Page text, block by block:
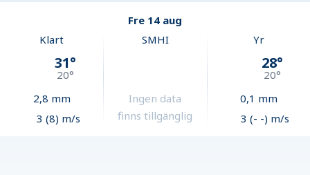
Fre 14 aug
Klart
31°
20°
2,8 mm
3 (8) m/s
SMHI
Ingen data
finns tillgänglig
Yr
28°
20°
0,1 mm
3 (- -) m/s